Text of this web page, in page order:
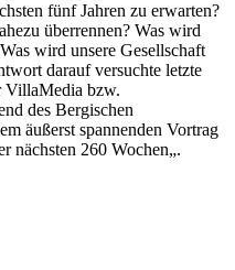
fünf Jahren zu erwarten?
überrennen? Was wird
wird unsere Gesellschaft
darauf versuchte letzte
VillaMedia bzw.
des Bergischen
äußerst spannenden Vortrag
nächsten 260 Wochen„.